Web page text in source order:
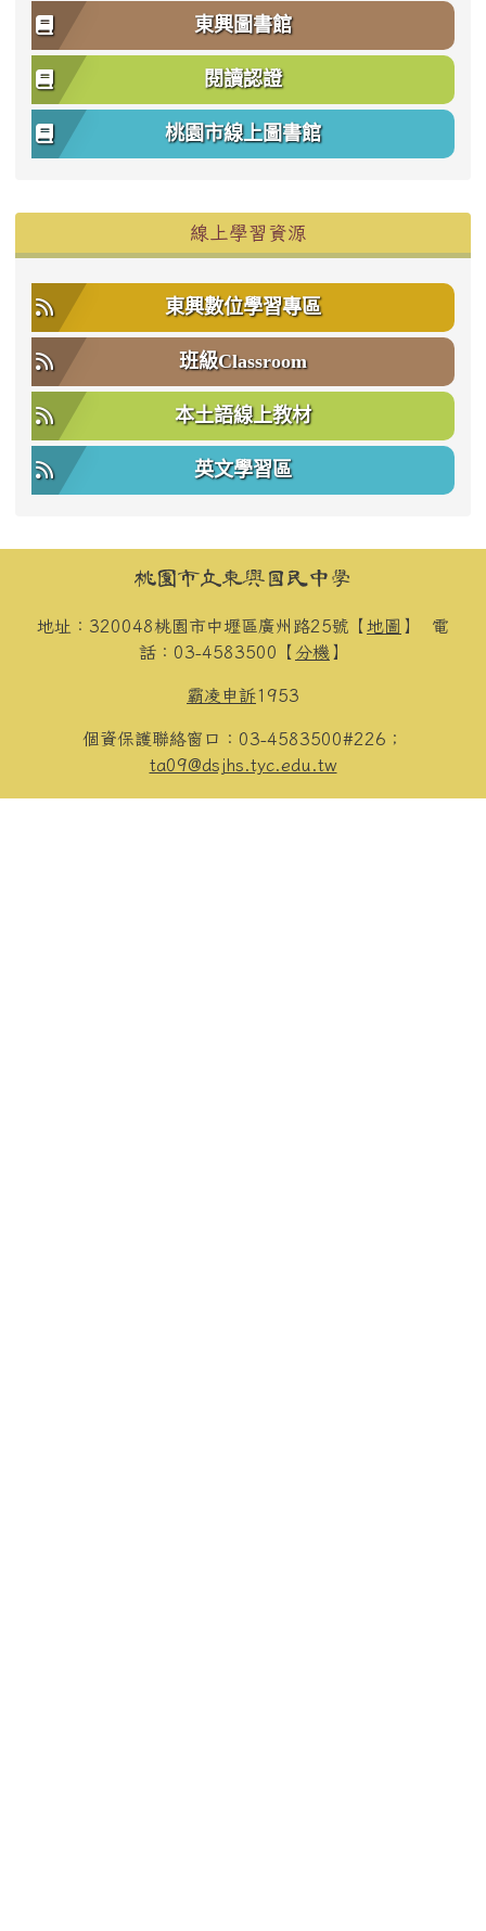
東興圖書館
閱讀認證
桃園市線上圖書館
線上學習資源
東興數位學習專區
班級Classroom
本土語線上教材
英文學習區
頁尾區域內容桃園市立東興國民中學
地址：320048桃園市中壢區廣州路25號【 地圖 】 電
話：03-4583500【 分機 】
霸凌申訴1953
個資保護聯絡窗口：03-4583500#226；
ta09@dsjhs.tyc.edu.tw